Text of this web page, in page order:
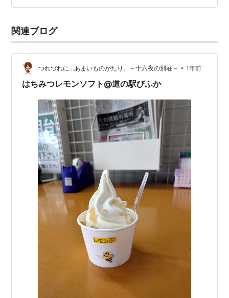
涼しさにやっと身体が慣れてきた感じです。 北海道に来
関連ブログ
つれづれに…あまいものがたり。～十六夜の別荘～ • 1年前
はちみつレモンソフト@道の駅びふか